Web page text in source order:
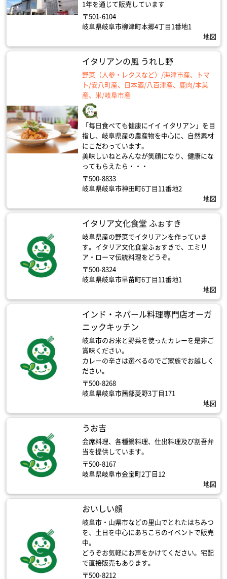
1年を通じて販売しています
〒501-6104
岐阜県岐阜市柳津町本郷4丁目1番地1
地図
イタリアンの風 うれし野
野菜（人参・レタスなど）/海津市産、トマ
ト/安八町産、日本酒/八百津産、鹿肉/本巣
産、米/岐阜市産
「毎日食べても健康にイイ イタリアン」を目
指し、岐阜県産の農産物を中心に、自然素材
にこだわっています。
美味しいねとみんなが笑顔になり、健康にな
ってもらえたら・・・
〒500-8833
岐阜県岐阜市神田町6丁目11番地2
地図
イタリア文化食堂 ふぉすき
岐阜県産の野菜でイタリアンを作っていま
す。イタリア文化食堂ふぉすきで、エミリ
ア・ローマ伝統料理をどうぞ。
〒500-8324
岐阜県岐阜市早苗町6丁目11番地1
地図
インド・ネパール料理専門店オーガ
ニックキッチン
岐阜市のお米と野菜を使ったカレーを是非ご
賞味ください。
カレーの辛さは選べるのでご家族でお越しく
ださい。
〒500-8268
岐阜県岐阜市茜部菱野3丁目171
地図
うお吉
会席料理、各種鍋料理、仕出料理及び割吾弁
当を提供しています。
〒500-8167
岐阜県岐阜市金宝町2丁目12
地図
おいしい顔
岐阜市・山県市などの里山でとれたはちみつ
を、土日を中心にあちこちのイベントで販売
中。
どうぞお気軽にお声をかけてください。宅配
で直接販売もあります。
〒500-8212